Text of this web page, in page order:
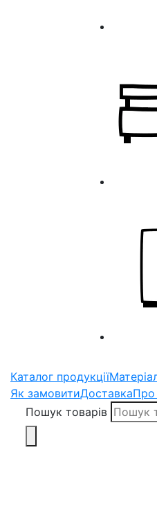
Каталог продукції
Як замовитиДоставкаПро
Пошук товарів